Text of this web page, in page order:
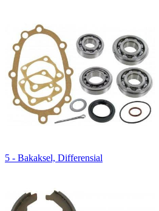
5 - Bakaksel, Differensial